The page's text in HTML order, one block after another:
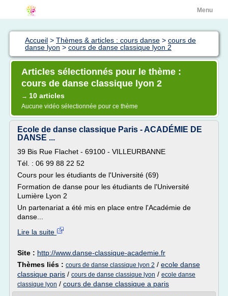
Menu
Accueil > Thèmes & articles : cours danse > cours de
danse lyon > cours de danse classique lyon 2
Articles sélectionnés pour le thème :
cours de danse classique lyon 2
→ 10 articles
Aucune vidéo sélectionnée pour ce thème
Ecole de danse classique Paris - ACADÉMIE DE
DANSE ...
39 Bis Rue Flachet - 69100 - VILLEURBANNE
Tél. : 06 99 88 22 52
Cours pour les étudiants de l'Université (69)
Formation de danse pour les étudiants de l'Université
Lumière Lyon 2
Un partenariat a été mis en place entre l'Académie de
danse...
Lire la suite
Site : http://www.danse-classique-academie.fr
Thèmes liés : cours de danse classique lyon 2 / ecole danse
classique paris / cours de danse classique lyon / ecole danse
classique lyon / cours de danse classique a paris